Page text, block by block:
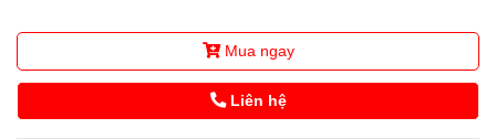
Mua ngay
Liên hệ